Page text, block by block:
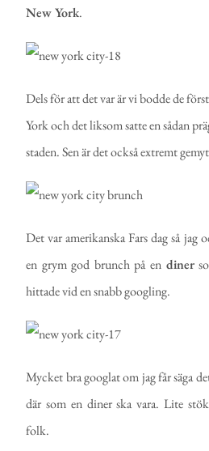
New York.
Dels för att det var är vi bodde de
York och det liksom satte en sådan
staden. Sen är det också extremt
Det var amerikanska Fars dag så
en grym god brunch på en diner
hittade vid en snabb googling.
Mycket bra googlat om jag får säga
där som en diner ska vara. Lite
folk.